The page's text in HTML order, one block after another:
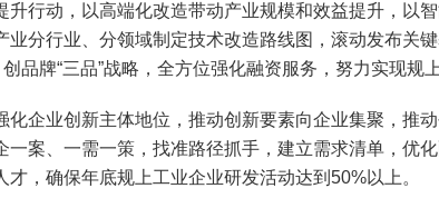
动，以高端化改造带动产业规模和效益提升，以
分行业、分领域制定技术改造路线图，滚动发布关
品牌“三品”战略，全方位强化融资服务，努力实现规
业创新主体地位，推动创新要素向企业集聚，推
案、一需一策，找准路径抓手，建立需求清单，优
，确保年底规上工业企业研发活动达到50%以上。